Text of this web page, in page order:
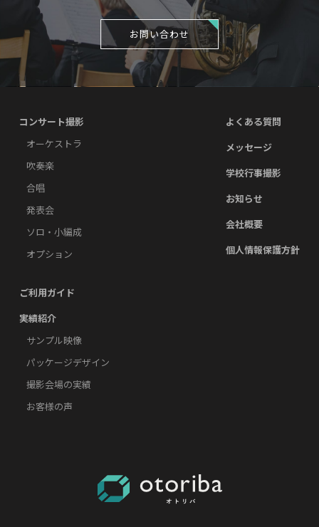
お問い合わせ
コンサート撮影
オーケストラ
吹奏楽
合唱
発表会
ソロ・小編成
オプション
よくある質問
メッセージ
学校行事撮影
お知らせ
会社概要
個人情報保護方針
ご利用ガイド
実績紹介
サンプル映像
パッケージデザイン
撮影会場の実績
お客様の声